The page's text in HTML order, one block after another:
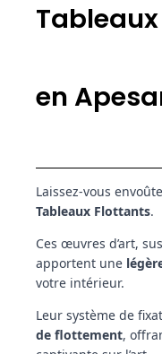
en
Laissez-vous
Tableaux Flottants.
Ces œuvres d’art,
apportent une
votre intérieur.
Leur système de
de flottement,